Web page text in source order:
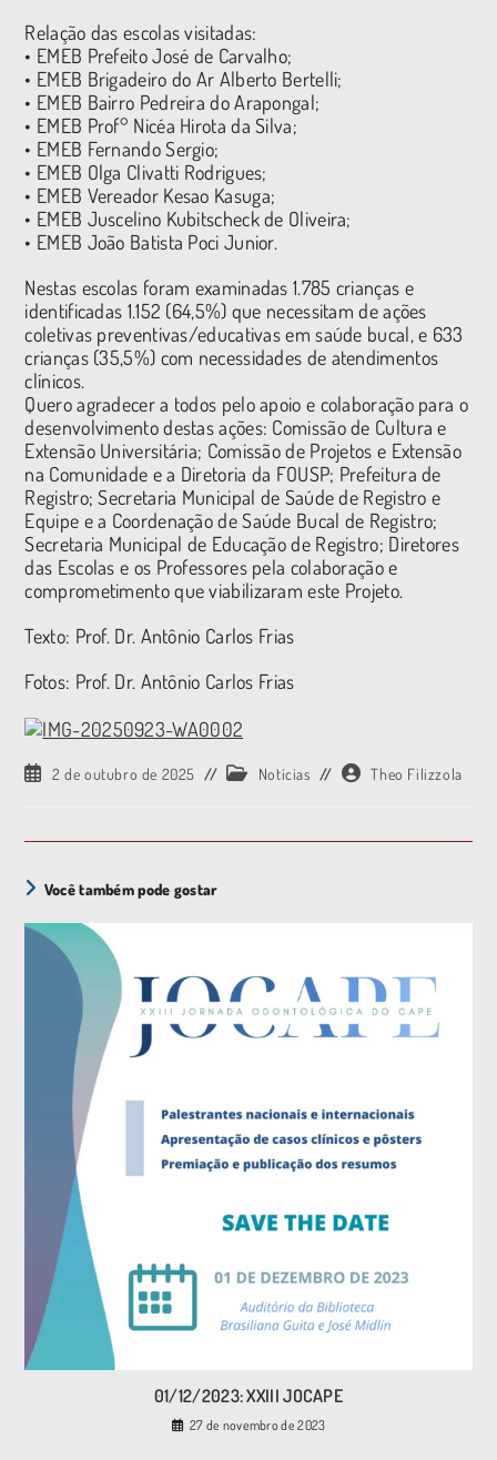
Relação das escolas visitadas:
• EMEB Prefeito José de Carvalho;
• EMEB Brigadeiro do Ar Alberto Bertelli;
• EMEB Bairro Pedreira do Arapongal;
• EMEB Prof° Nicéa Hirota da Silva;
• EMEB Fernando Sergio;
• EMEB Olga Clivatti Rodrigues;
• EMEB Vereador Kesao Kasuga;
• EMEB Juscelino Kubitscheck de Oliveira;
• EMEB João Batista Poci Junior.
Nestas escolas foram examinadas 1.785 crianças e
identificadas 1.152 (64,5%) que necessitam de ações
coletivas preventivas/educativas em saúde bucal, e 633
crianças (35,5%) com necessidades de atendimentos
clínicos.
Quero agradecer a todos pelo apoio e colaboração para o
desenvolvimento destas ações: Comissão de Cultura e
Extensão Universitária; Comissão de Projetos e Extensão
na Comunidade e a Diretoria da FOUSP; Prefeitura de
Registro; Secretaria Municipal de Saúde de Registro e
Equipe e a Coordenação de Saúde Bucal de Registro;
Secretaria Municipal de Educação de Registro; Diretores
das Escolas e os Professores pela colaboração e
comprometimento que viabilizaram este Projeto.
Texto: Prof. Dr. Antônio Carlos Frias
Fotos: Prof. Dr. Antônio Carlos Frias
2 de outubro de 2025 Notícias Theo Filizzola
Você também pode gostar
01/12/2023: XXIII JOCAPE
27 de novembro de 2023